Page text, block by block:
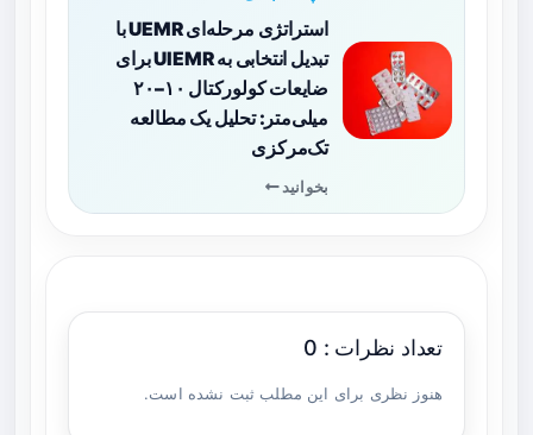
استراتژی مرحله‌ای UEMR با
تبدیل انتخابی به UIEMR برای
ضایعات کولورکتال ۱۰–۲۰
میلی‌متر: تحلیل یک مطالعه
تک‌مرکزی
بخوانید
تعداد نظرات : 0
هنوز نظری برای این مطلب ثبت نشده است.